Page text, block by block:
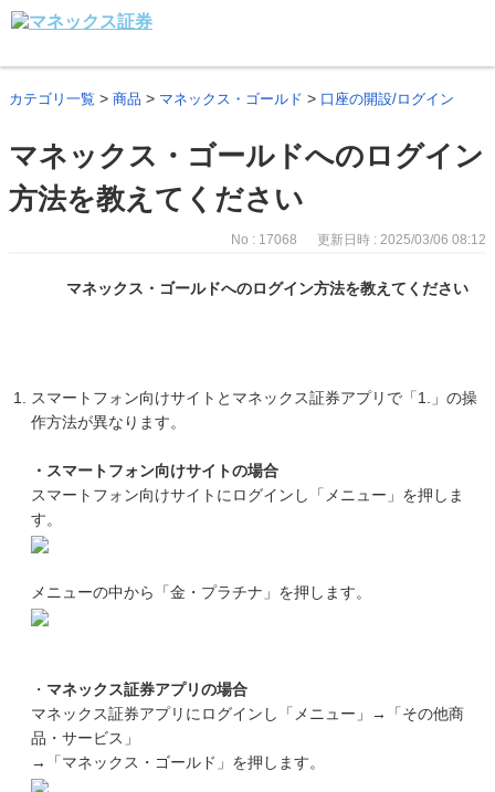
カテゴリ一覧 > 商品 > マネックス・ゴールド > 口座の開設/ログイン
マネックス・ゴールドへのログイン
方法を教えてください
No : 17068 更新日時 : 2025/03/06 08:12
マネックス・ゴールドへのログイン方法を教えてください
スマートフォン向けサイトとマネックス証券アプリで「1.」の操
作方法が異なります。
・スマートフォン向けサイトの場合
スマートフォン向けサイトにログインし「メニュー」を押しま
す。
メニューの中から「金・プラチナ」を押します。
・ マネックス証券アプリの場合
マネックス証券アプリにログインし「メニュー」→「その他商
品・サービス」
→「マネックス・ゴールド」を押します。